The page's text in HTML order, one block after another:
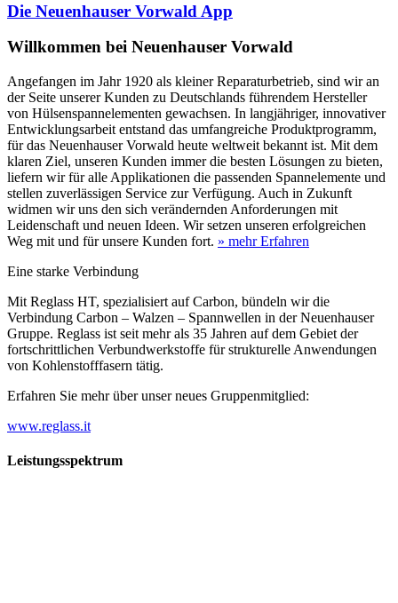
Die Neuenhauser Vorwald App
Willkommen bei Neuenhauser Vorwald
Angefangen im Jahr 1920 als kleiner Reparaturbetrieb, sind wir an
der Seite unserer Kunden zu Deutschlands führendem Hersteller
von Hülsenspannelementen gewachsen. In langjähriger, innovativer
Entwicklungsarbeit entstand das umfangreiche Produktprogramm,
für das Neuenhauser Vorwald heute weltweit bekannt ist. Mit dem
klaren Ziel, unseren Kunden immer die besten Lösungen zu bieten,
liefern wir für alle Applikationen die passenden Spannelemente und
stellen zuverlässigen Service zur Verfügung. Auch in Zukunft
widmen wir uns den sich verändernden Anforderungen mit
Leidenschaft und neuen Ideen. Wir setzen unseren erfolgreichen
Weg mit und für unsere Kunden fort. » mehr Erfahren
Eine starke Verbindung
Mit Reglass HT, spezialisiert auf Carbon, bündeln wir die
Verbindung Carbon – Walzen – Spannwellen in der Neuenhauser
Gruppe. Reglass ist seit mehr als 35 Jahren auf dem Gebiet der
fortschrittlichen Verbundwerkstoffe für strukturelle Anwendungen
von Kohlenstofffasern tätig.
Erfahren Sie mehr über unser neues Gruppenmitglied:
www.reglass.it
Leistungsspektrum